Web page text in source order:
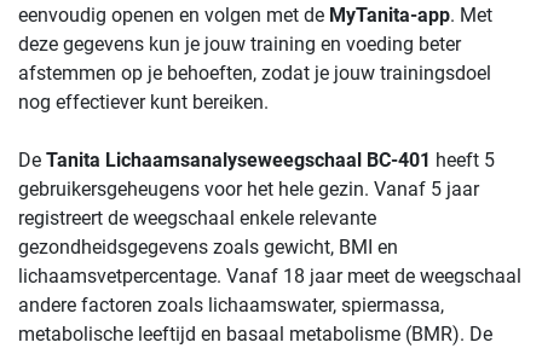
eenvoudig openen en volgen met de MyTanita-app. Met
deze gegevens kun je jouw training en voeding beter
afstemmen op je behoeften, zodat je jouw trainingsdoel
nog effectiever kunt bereiken.
De Tanita Lichaamsanalyseweegschaal BC-401 heeft 5
gebruikersgeheugens voor het hele gezin. Vanaf 5 jaar
registreert de weegschaal enkele relevante
gezondheidsgegevens zoals gewicht, BMI en
lichaamsvetpercentage. Vanaf 18 jaar meet de weegschaal
andere factoren zoals lichaamswater, spiermassa,
metabolische leeftijd en basaal metabolisme (BMR). De